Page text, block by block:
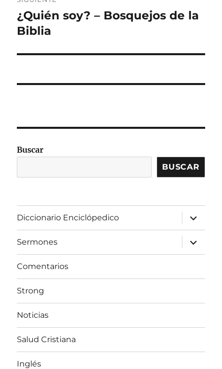
Entrada
siguiente:
¿Quién soy? – Bosquejos de la
Biblia
Buscar
BUSCAR
Diccionario Enciclópedico
expandir
el
menú
inferior
Sermones
expandir
el
menú
Comentarios
Strong
Noticias
Salud Cristiana
Inglés